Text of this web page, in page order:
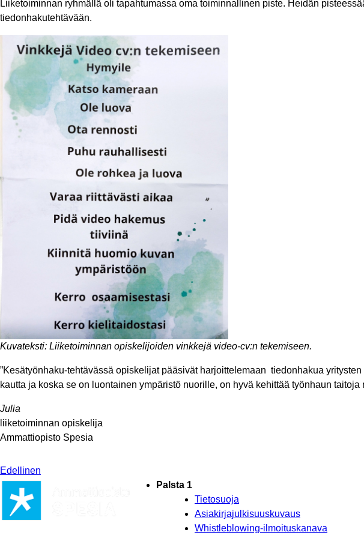
Liiketoiminnan ryhmällä oli tapahtumassa oma toiminnallinen piste. Heidän
tiedonhakutehtävään.
Kuvateksti: Liiketoiminnan opiskelijoiden vinkkejä video-cv:n tekemiseen.
”Kesätyönhaku-tehtävässä opiskelijat pääsivät harjoittelemaan tiedonhakua
kautta ja koska se on luontainen ympäristö nuorille, on hyvä kehittää työnhaun
Julia
liiketoiminnan opiskelija
Ammattiopisto Spesia
Edellinen
Palsta 1
Tietosuoja
Asiakirjajulkisuuskuvaus
Whistleblowing-ilmoituskanava